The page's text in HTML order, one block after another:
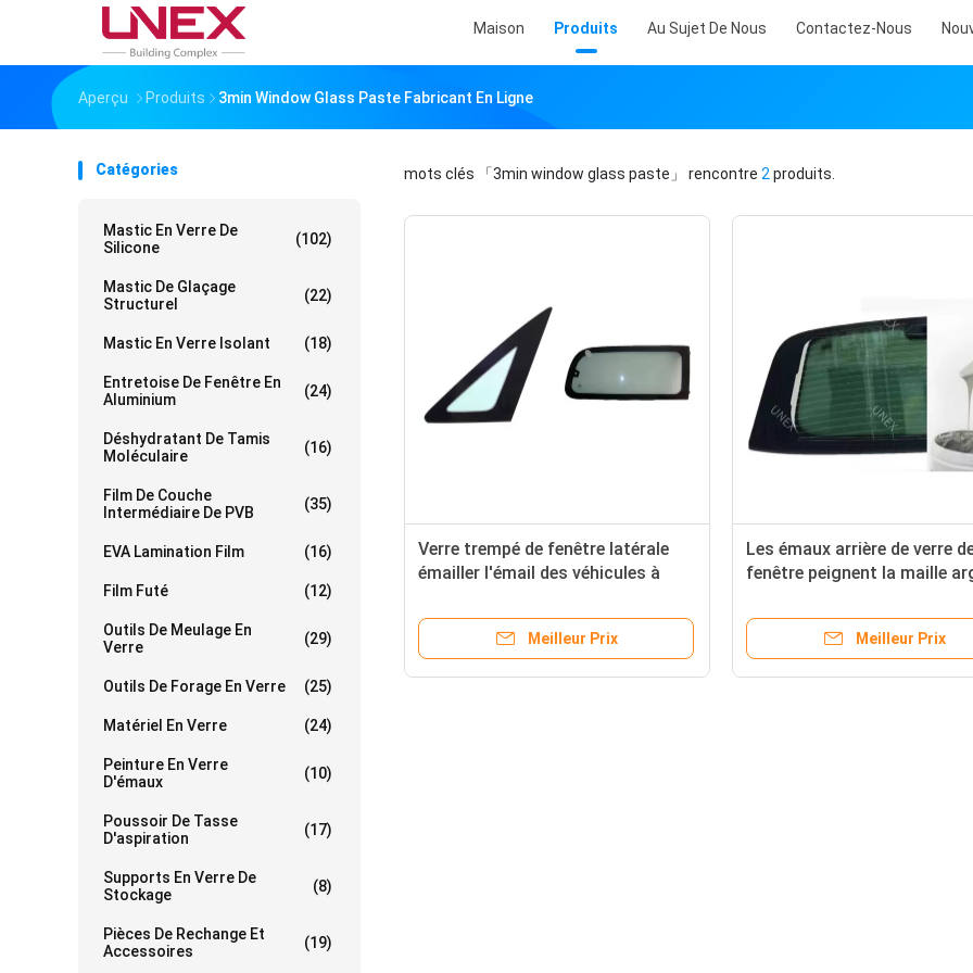
Maison Produits Au Sujet De Nous Contactez-Nous
Aperçu Produits 3min Window Glass Paste Fabricant En Ligne
Catégories
Mastic En Verre De
Silicone
(102)
Mastic De Glaçage
Structurel
(22)
Mastic En Verre Isolant (18)
Entretoise De Fenêtre En
Aluminium
(24)
Déshydratant De Tamis
Moléculaire
(16)
Film De Couche
Intermédiaire De PVB
(35)
EVA Lamination Film (16)
Film Futé (12)
Outils De Meulage En
Verre
(29)
Outils De Forage En Verre (25)
Matériel En Verre (24)
Peinture En Verre
D'émaux
(10)
Poussoir De Tasse
D'aspiration
(17)
Supports En Verre De
Stockage
(8)
Pièces De Rechange Et
Accessoires
(19)
mots clés 「3min window glass paste」 rencontre 2 produits.
Verre trempé de fenêtre latérale
émailler l'émail des véhicules à
Meilleur Prix
Les émaux arrière de verre
fenêtre peignent la maille
pâte
Meilleur Prix